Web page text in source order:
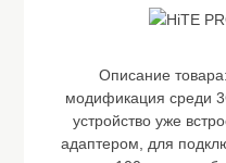
Описание
модификация среди
устройство уже
адаптером, для